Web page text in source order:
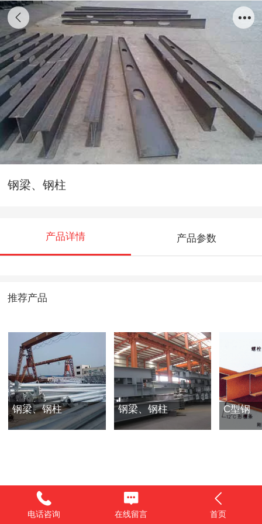
钢梁、钢柱
产品详情 产品参数
推荐产品
钢梁、钢柱 钢梁、钢柱 C型钢
电话咨询 在线留言 首页